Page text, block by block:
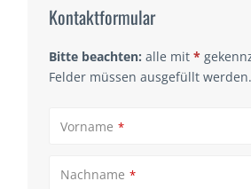
Kontaktformular
Bitte beachten: alle mit*
Felder müssen ausgefüllt werden.
Vorname *
Nachname *